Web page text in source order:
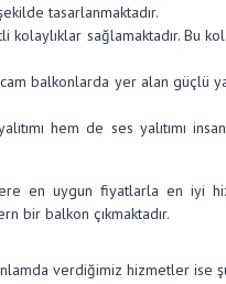
tasarlanmaktadır.
sağlamaktadır. Bu
balkonlarda yer alan güçlü
hem de ses yalıtımı
en uygun fiyatlarla en iyi
bir balkon çıkmaktadır.
verdiğimiz hizmetler ise